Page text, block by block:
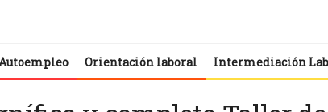
Orientación laboral Intermediación